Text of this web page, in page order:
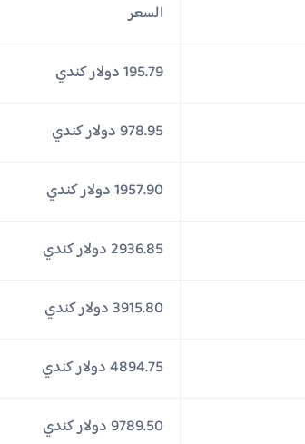
السعر
195.79 دولار كندي
978.95 دولار كندي
1957.90 دولار كندي
2936.85 دولار كندي
3915.80 دولار كندي
4894.75 دولار كندي
9789.50 دولار كندي